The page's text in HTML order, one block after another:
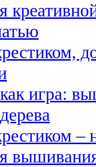
игра:
–